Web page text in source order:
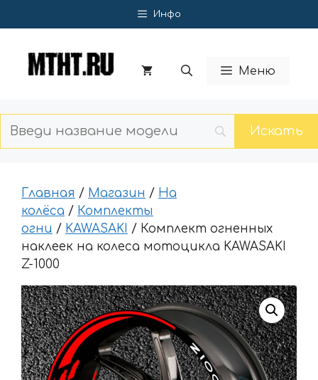
к
Инфо
Меню
Главная / Магазин / На
колёса / Комплекты
огни / KAWASAKI / Комплект огненных
наклеек на колеса мотоцикла KAWASAKI
Z-1000